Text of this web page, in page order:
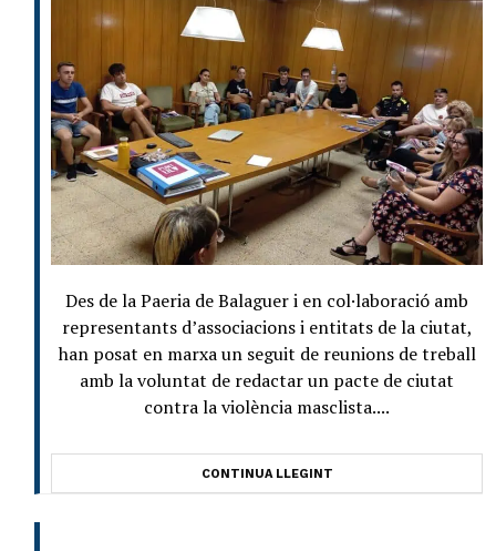
Des de la Paeria de Balaguer i en col·laboració amb
representants d’associacions i entitats de la ciutat,
han posat en marxa un seguit de reunions de treball
amb la voluntat de redactar un pacte de ciutat
contra la violència masclista....
CONTINUA LLEGINT